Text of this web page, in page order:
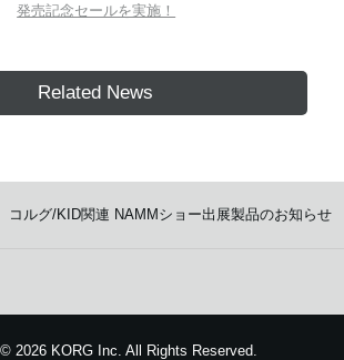
発売記念セールを実施！
Related News
コルグ/KID関連 NAMMショー出展製品のお知らせ
©2026 KORG Inc. All Rights Reserved.